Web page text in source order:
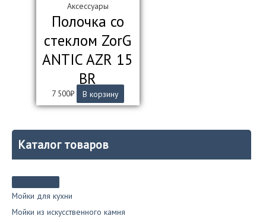
Каталог товаров
Мойки для кухни
Мойки из искусственного камня
Аксессуары
Полочка со
стеклом ZorG
ANTIC AZR 15
BR
7 500₽ В корзину